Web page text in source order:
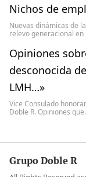
Nichos de
Nuevas dinámicas de
relevo generacional
Opiniones
desconocida
LMH…»
Vice Consulado
Doble R. Opiniones
Grupo Doble R